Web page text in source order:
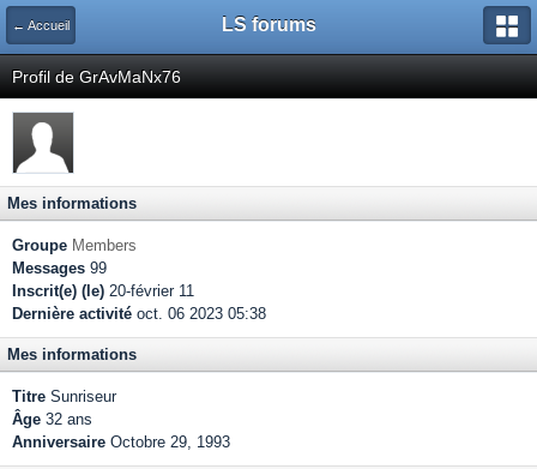
← Accueil LS forums
Profil de GrAvMaNx76
Mes informations
Groupe Members
Messages 99
Inscrit(e) (le) 20-février 11
Dernière activité oct. 06 2023 05:38
Mes informations
Titre Sunriseur
Âge 32 ans
Anniversaire Octobre 29, 1993